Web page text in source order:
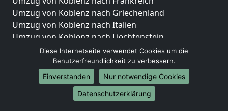
Umzug von Koblenz nach Griechenland
Umzug von Koblenz nach Italien
Umzug von Koblenz nach Liechtenstein
Umzug von Koblenz nach Luxemburg
Umzug von Koblenz nach Niederlande
Umzug von Koblenz nach Norwegen
Umzüge-Deutschlandweit
Diese Internetseite verwendet Cookies um die
Benutzerfreundlichkeit zu verbessern.
Einverstanden
Nur notwendige Cookies
Datenschutzerklärung